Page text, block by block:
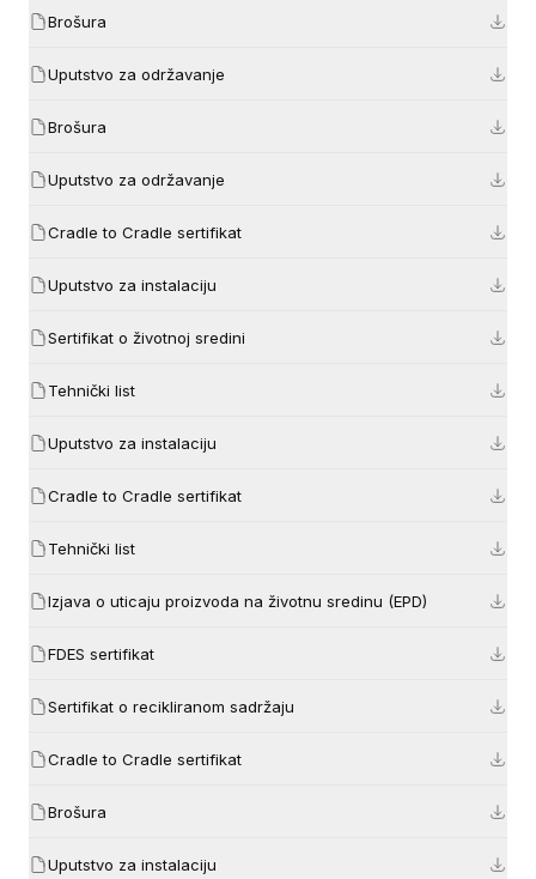
Brošura
Uputstvo za održavanje
Brošura
Uputstvo za održavanje
Cradle to Cradle sertifikat
Uputstvo za instalaciju
Sertifikat o životnoj sredini
Tehnički list
Uputstvo za instalaciju
Cradle to Cradle sertifikat
Tehnički list
Izjava o uticaju proizvoda na životnu sredinu (EPD)
FDES sertifikat
Sertifikat o recikliranom sadržaju
Cradle to Cradle sertifikat
Brošura
Uputstvo za instalaciju